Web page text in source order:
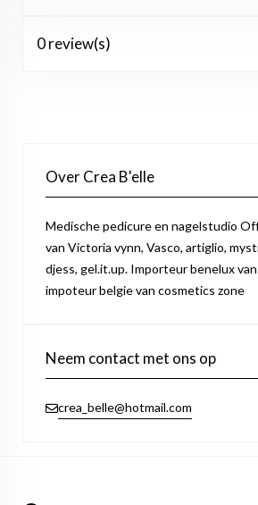
0 review(s)
Over Crea B'elle
Medische pedicure en nagelstudio
van Victoria vynn, Vasco, artiglio,
djess, gel.it.up. Importeur benelux
impoteur belgie van cosmetics zone
Neem contact met ons op
crea_belle@hotmail.com